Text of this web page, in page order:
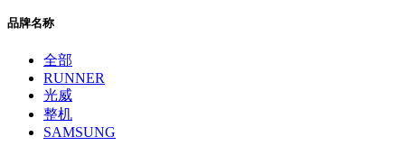
品牌名称
全部
RUNNER
光威
整机
SAMSUNG